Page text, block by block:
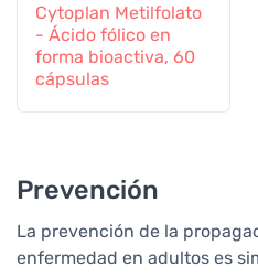
Cytoplan Metilfolato
- Ácido fólico en
forma bioactiva, 60
cápsulas
Prevención
La prevención de la
enfermedad en adultos es